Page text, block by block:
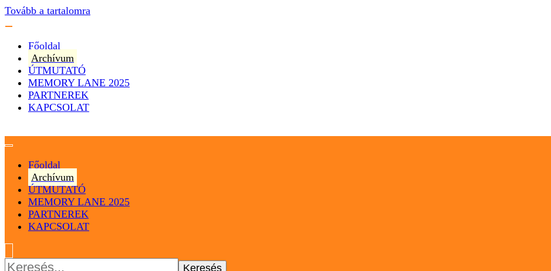
Tovább a tartalomra
Főoldal
Archívum
ÚTMUTATÓ
MEMORY LANE 2025
PARTNEREK
KAPCSOLAT
Magyar Hip Hop Archívum
Magyarország
Főoldal
Archívum
ÚTMUTATÓ
MEMORY LANE 2025
PARTNEREK
KAPCSOLAT
Keresés: